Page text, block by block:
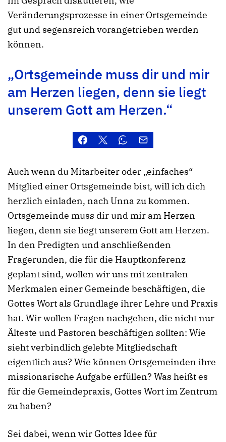
Veränderungsprozesse in einer Ortsgemeinde
gut und segensreich vorangetrieben werden
können.
„Ortsgemeinde muss dir und mir
am Herzen liegen, denn sie liegt
unserem Gott am Herzen.“
Auch wenn du Mitarbeiter oder „einfaches“
Mitglied einer Ortsgemeinde bist, will ich dich
herzlich einladen, nach Unna zu kommen.
Ortsgemeinde muss dir und mir am Herzen
liegen, denn sie liegt unserem Gott am Herzen.
In den Predigten und anschließenden
Fragerunden, die für die Hauptkonferenz
geplant sind, wollen wir uns mit zentralen
Merkmalen einer Gemeinde beschäftigen, die
Gottes Wort als Grundlage ihrer Lehre und Praxis
hat. Wir wollen Fragen nachgehen, die nicht nur
Älteste und Pastoren beschäftigen sollten: Wie
sieht verbindlich gelebte Mitgliedschaft
eigentlich aus? Wie können Ortsgemeinden ihre
missionarische Aufgabe erfüllen? Was heißt es
für die Gemeindepraxis, Gottes Wort im Zentrum
zu haben?
Sei dabei, wenn wir Gottes Idee für